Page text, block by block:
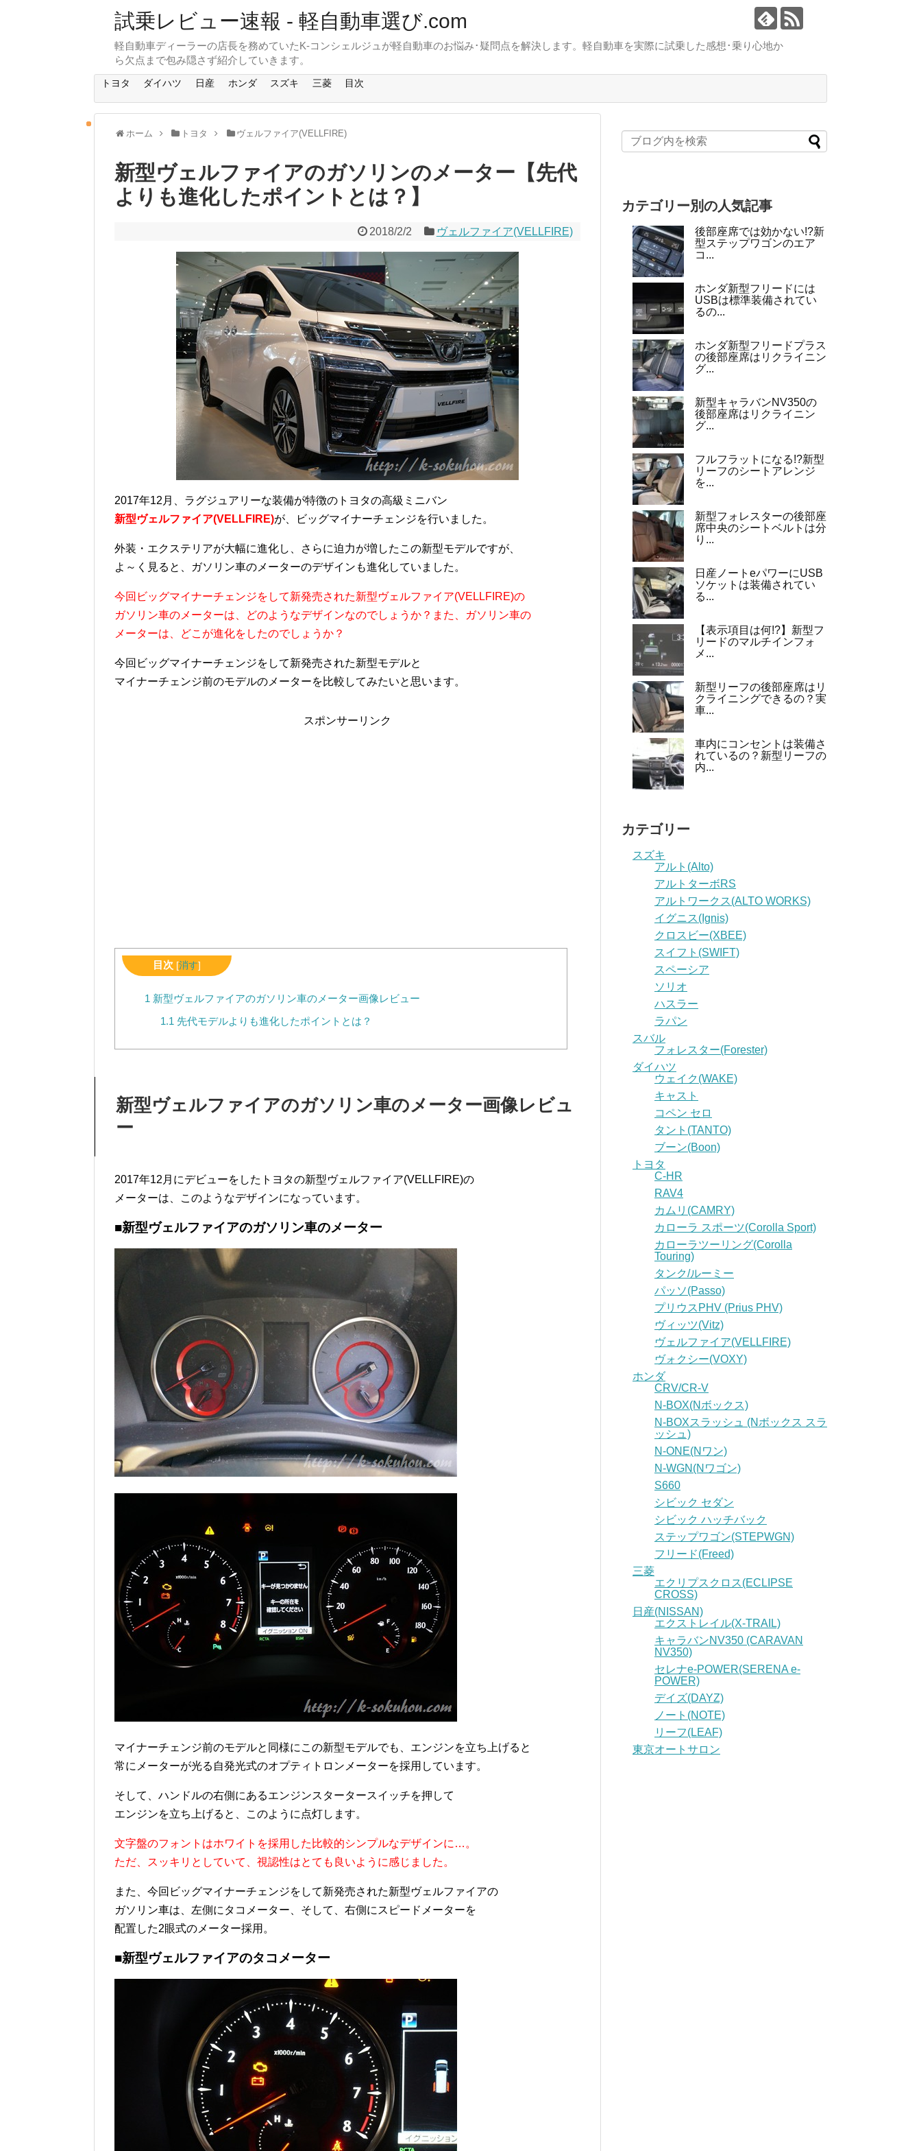
試乗レビュー速報 - 軽自動車選び.com
軽自動車ディーラーの店長を務めていたK-コンシェルジュが軽自動車のお悩み･疑問点を解決します。軽自動車を実際に試乗した感想･乗り心地か
ら欠点まで包み隠さず紹介していきます。
トヨタ ダイハツ 日産 ホンダ スズキ 三菱 目次
ホーム トヨタ ヴェルファイア(VELLFIRE)
新型ヴェルファイアのガソリンのメーター【先代
よりも進化したポイントとは？】
2018/2/2 ヴェルファイア(VELLFIRE)
2017年12月、ラグジュアリーな装備が特徴のトヨタの高級ミニバン
新型ヴェルファイア(VELLFIRE)が、ビッグマイナーチェンジを行いました。
外装・エクステリアが大幅に進化し、さらに迫力が増したこの新型モデルですが、
よ～く見ると、ガソリン車のメーターのデザインも進化していました。
今回ビッグマイナーチェンジをして新発売された新型ヴェルファイア(VELLFIRE)の
ガソリン車のメーターは、どのようなデザインなのでしょうか？また、ガソリン車の
メーターは、どこが進化をしたのでしょうか？
今回ビッグマイナーチェンジをして新発売された新型モデルと
マイナーチェンジ前のモデルのメーターを比較してみたいと思います。
スポンサーリンク
目次 [消す]
1 新型ヴェルファイアのガソリン車のメーター画像レビュー
1.1 先代モデルよりも進化したポイントとは？
新型ヴェルファイアのガソリン車のメーター画像レビュ
ー
2017年12月にデビューをしたトヨタの新型ヴェルファイア(VELLFIRE)の
メーターは、このようなデザインになっています。
■新型ヴェルファイアのガソリン車のメーター
マイナーチェンジ前のモデルと同様にこの新型モデルでも、エンジンを立ち上げると
常にメーターが光る自発光式のオプティトロンメーターを採用しています。
そして、ハンドルの右側にあるエンジンスタータースイッチを押して
エンジンを立ち上げると、このように点灯します。
文字盤のフォントはホワイトを採用した比較的シンプルなデザインに…。
ただ、スッキリとしていて、視認性はとても良いように感じました。
また、今回ビッグマイナーチェンジをして新発売された新型ヴェルファイアの
ガソリン車は、左側にタコメーター、そして、右側にスピードメーターを
配置した2眼式のメーター採用。
■新型ヴェルファイアのタコメーター
カテゴリー別の人気記事
後部座席では効かない!?新
型ステップワゴンのエア
コ...
ホンダ新型フリードには
USBは標準装備されてい
るの...
ホンダ新型フリードプラス
の後部座席はリクライニン
グ...
新型キャラバンNV350の
後部座席はリクライニン
グ...
フルフラットになる!?新型
リーフのシートアレンジ
を...
新型フォレスターの後部座
席中央のシートベルトは分
り...
日産ノートeパワーにUSB
ソケットは装備されてい
る...
【表示項目は何!?】新型フ
リードのマルチインフォ
メ...
新型リーフの後部座席はリ
クライニングできるの？実
車...
車内にコンセントは装備さ
れているの？新型リーフの
内...
カテゴリー
スズキ
アルト(Alto)
アルトターボRS
アルトワークス(ALTO WORKS)
イグニス(Ignis)
クロスビー(XBEE)
スイフト(SWIFT)
スペーシア
ソリオ
ハスラー
ラパン
スバル
フォレスター(Forester)
ダイハツ
ウェイク(WAKE)
キャスト
コペン セロ
タント(TANTO)
ブーン(Boon)
トヨタ
C-HR
RAV4
カムリ(CAMRY)
カローラ スポーツ(Corolla Sport)
カローラツーリング(Corolla
Touring)
タンク/ルーミー
パッソ(Passo)
プリウスPHV (Prius PHV)
ヴィッツ(Vitz)
ヴェルファイア(VELLFIRE)
ヴォクシー(VOXY)
ホンダ
CRV/CR-V
N-BOX(Nボックス)
N-BOXスラッシュ (Nボックス スラ
ッシュ)
N-ONE(Nワン)
N-WGN(Nワゴン)
S660
シビック セダン
シビック ハッチバック
ステップワゴン(STEPWGN)
フリード(Freed)
三菱
エクリプスクロス(ECLIPSE
CROSS)
日産(NISSAN)
エクストレイル(X-TRAIL)
キャラバンNV350 (CARAVAN
NV350)
セレナe-POWER(SERENA e-
POWER)
デイズ(DAYZ)
ノート(NOTE)
リーフ(LEAF)
東京オートサロン